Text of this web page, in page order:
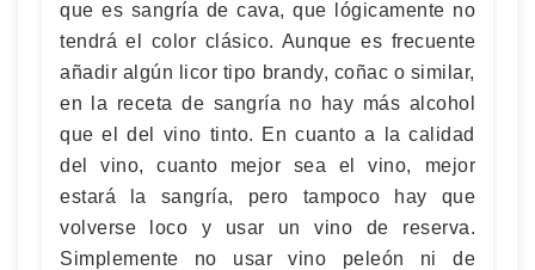
que es sangría de cava, que lógicamente no
tendrá el color clásico. Aunque es frecuente
añadir algún licor tipo brandy, coñac o similar,
en la receta de sangría no hay más alcohol
que el del vino tinto. En cuanto a la calidad
del vino, cuanto mejor sea el vino, mejor
estará la sangría, pero tampoco hay que
volverse loco y usar un vino de reserva.
Simplemente no usar vino peleón ni de